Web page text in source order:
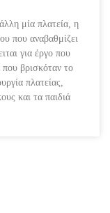
μία πλατεία, η
που αναβαθμίζει
για έργο που
βρισκόταν το
πλατείας,
και τα παιδιά